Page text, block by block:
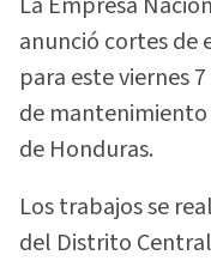
anunció cortes de
para este viernes
de
de Honduras.
Los trabajos se
del Distrito